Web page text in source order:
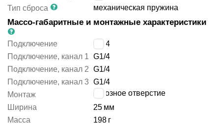
Тип сброса
механическая пружина
Массо-габаритные и монтажные характеристики
Подключение
G1/4
Подключение, канал 1 G1/4
Подключение, канал 2 G1/4
Подключение, канал 3 G1/4
Монтаж
сквозное отверстие
Ширина
25 мм
Масса
198 г